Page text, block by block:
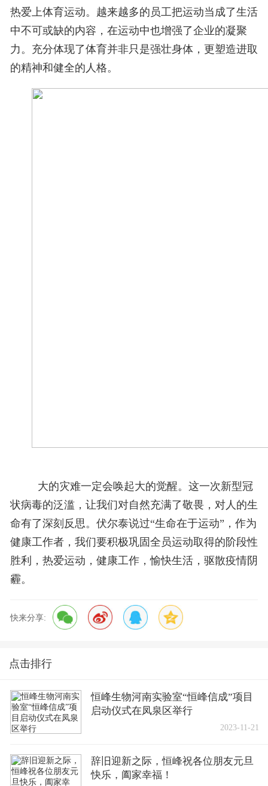
热爱上体育运动。越来越多的员工把运动当成了生活
中不可或缺的内容，在运动中也增强了企业的凝聚
力。充分体现了体育并非只是强壮身体，更塑造进取
的精神和健全的人格。
大的灾难一定会唤起大的觉醒。这一次新型冠
状病毒的泛滥，让我们对自然充满了敬畏，对人的生
命有了深刻反思。伏尔泰说过“生命在于运动”，作为
健康工作者，我们要积极巩固全员运动取得的阶段性
胜利，热爱运动，健康工作，愉快生活，驱散疫情阴
霾。
快来分享:
点击排行
恒峰生物河南实验室“恒峰信成”项目
启动仪式在凤泉区举行
2023-11-21
辞旧迎新之际，恒峰祝各位朋友元旦
快乐，阖家幸福！